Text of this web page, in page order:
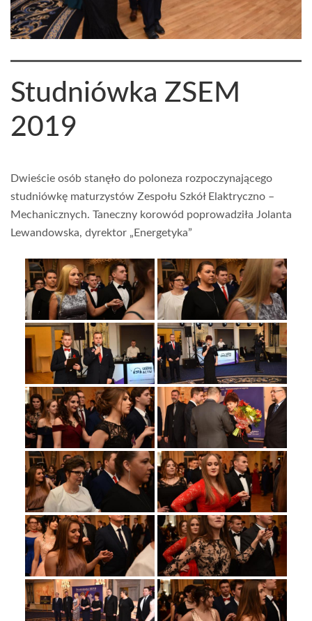
Studniówka ZSEM
2019
Dwieście osób stanęło do poloneza rozpoczynającego
studniówkę maturzystów Zespołu Szkół Elaktryczno –
Mechanicznych. Taneczny korowód poprowadziła Jolanta
Lewandowska, dyrektor „Energetyka”